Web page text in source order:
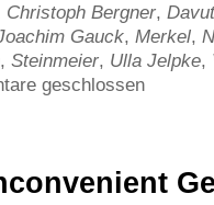
Christoph Bergner,
Gauck, Merkel,
, Steinmeier, Ulla Jelpke,
geschlossen